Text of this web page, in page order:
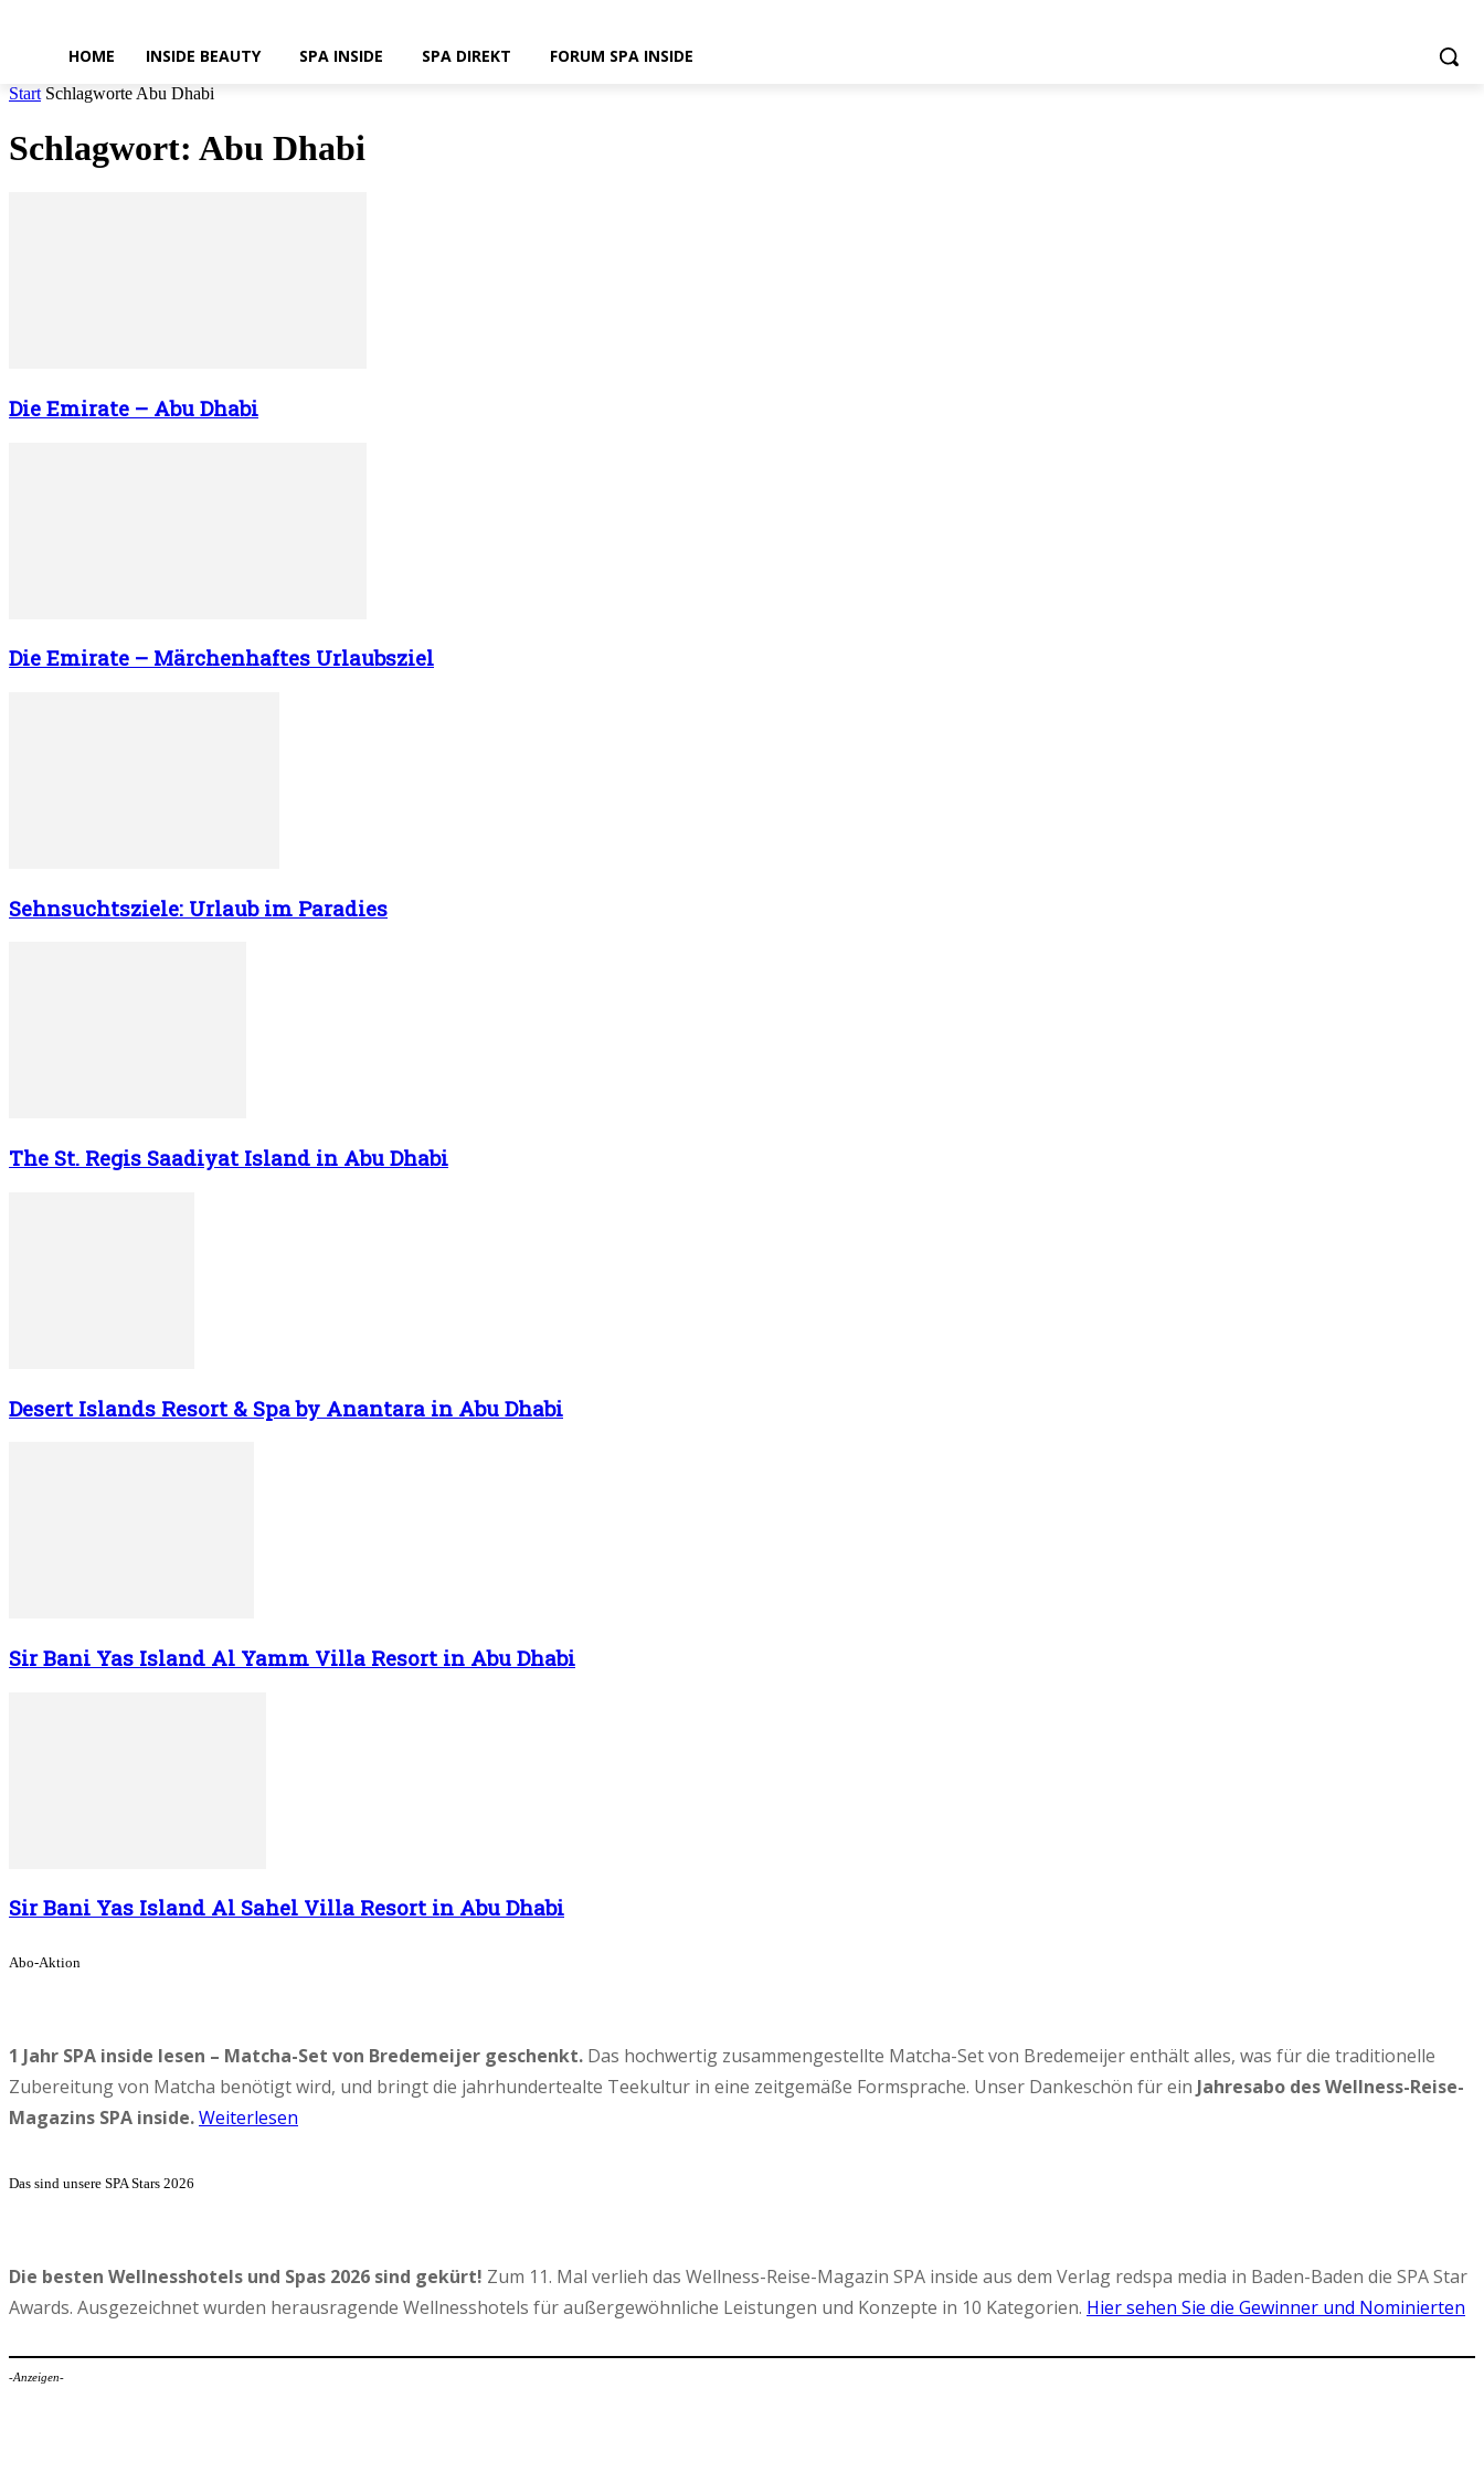
HOME INSIDE BEAUTY SPA INSIDE SPA DIREKT FORUM SPA INSIDE
Start Schlagworte Abu Dhabi
Schlagwort: Abu Dhabi
Die Emirate – Abu Dhabi
Die Emirate – Märchenhaftes Urlaubsziel
Sehnsuchtsziele: Urlaub im Paradies
The St. Regis Saadiyat Island in Abu Dhabi
Desert Islands Resort & Spa by Anantara in Abu Dhabi
Sir Bani Yas Island Al Yamm Villa Resort in Abu Dhabi
Sir Bani Yas Island Al Sahel Villa Resort in Abu Dhabi
Abo-Aktion
1 Jahr SPA inside lesen – Matcha-Set von Bredemeijer geschenkt. Das hochwertig zusammengestellte Matcha-Set von Bredemeijer enthält alles, was für die traditionelle
Zubereitung von Matcha benötigt wird, und bringt die jahrhundertealte Teekultur in eine zeitgemäße Formsprache. Unser Dankeschön für ein Jahresabo des Wellness-Reise-
Magazins SPA inside.Weiterlesen
Das sind unsere SPA Stars 2026
Die besten Wellnesshotels und Spas 2026 sind gekürt! Zum 11. Mal verlieh das Wellness-Reise-Magazin SPA inside aus dem Verlag redspa media in Baden-Baden die SPA Star
Awards. Ausgezeichnet wurden herausragende Wellnesshotels für außergewöhnliche Leistungen und Konzepte in 10 Kategorien. Hier sehen Sie die Gewinner und Nominierten
-Anzeigen-